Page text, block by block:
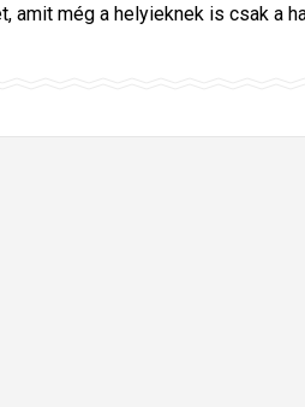
amit még a helyieknek is csak a